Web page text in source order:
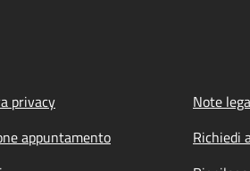
privacy
Note
appuntamento
Richiedi